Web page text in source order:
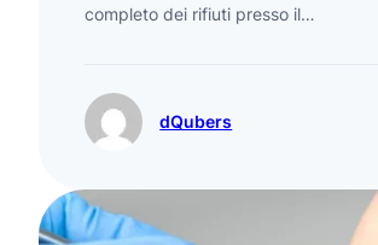
completo dei rifiuti presso il…
dQubers